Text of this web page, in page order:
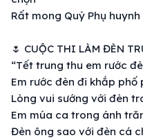
Rất mong Quý Phụ
🌷 CUỘC THI LÀM ĐÈN
“Tết trung thu em rước
Em rước đèn đi khắp phố
Lòng vui sướng với đèn
Em múa ca trong ánh
Đèn ông sao với đèn cá